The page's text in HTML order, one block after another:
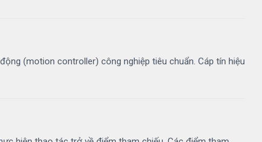
(motion controller) công nghiệp tiêu chuẩn. Cáp tín hiệu